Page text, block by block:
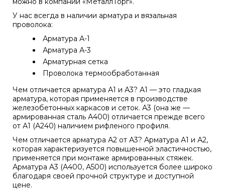
У нас всегда в наличии арматура и вязальная
проволока:
Арматура А-1
Арматура А-3
Арматурная сетка
Проволока термообработанная
Чем отличается арматура А1 и А3? А1 — это гладкая
арматура, которая применяется в производстве
железобетонных каркасов и сеток. А3 (она же —
армированная сталь А400) отличается прежде всего
от А1 (А240) наличием рифленого профиля.
Чем отличается арматура А2 от А3? Арматура А1 и А2,
которая характеризуется повышенной эластичностью,
применяется при монтаже армированных стяжек.
Арматура A3 (А400, А500) используется более широко
благодаря своей прочной структуре и доступной
цене.